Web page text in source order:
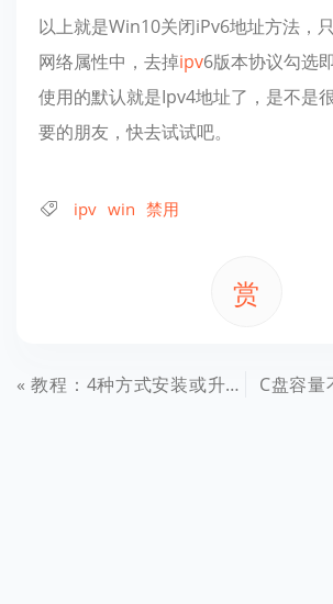
以上就是Win10关闭iPv6地址方法，
网络属性中，去掉ipv6版本协议勾选
使用的默认就是Ipv4地址了，是不是
要的朋友，快去试试吧。
ipv win 禁用
赏
教程：4种方式安装或升级Win10创意者更新正式版